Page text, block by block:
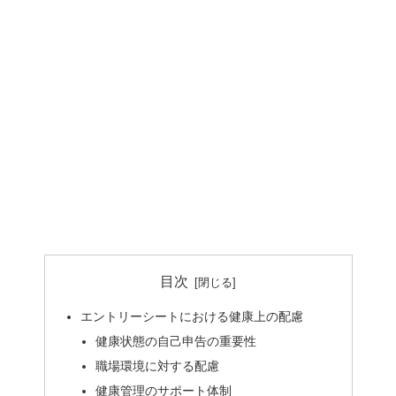
目次
エントリーシートにおける健康上の配慮
健康状態の自己申告の重要性
職場環境に対する配慮
健康管理のサポート体制